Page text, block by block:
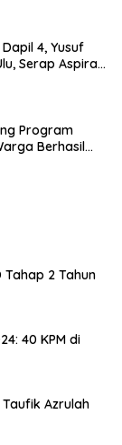
4, Yusuf
Serap Aspirasi
Program
Berhasil
Tahap 2 Tahun
40 KPM di
Azrulah